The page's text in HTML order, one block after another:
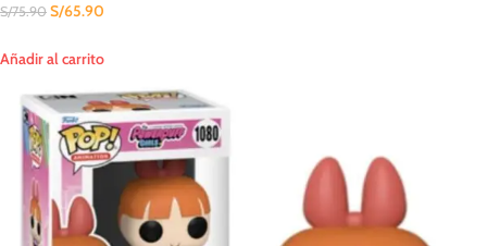
S/75.90 S/65.90
Añadir al carrito